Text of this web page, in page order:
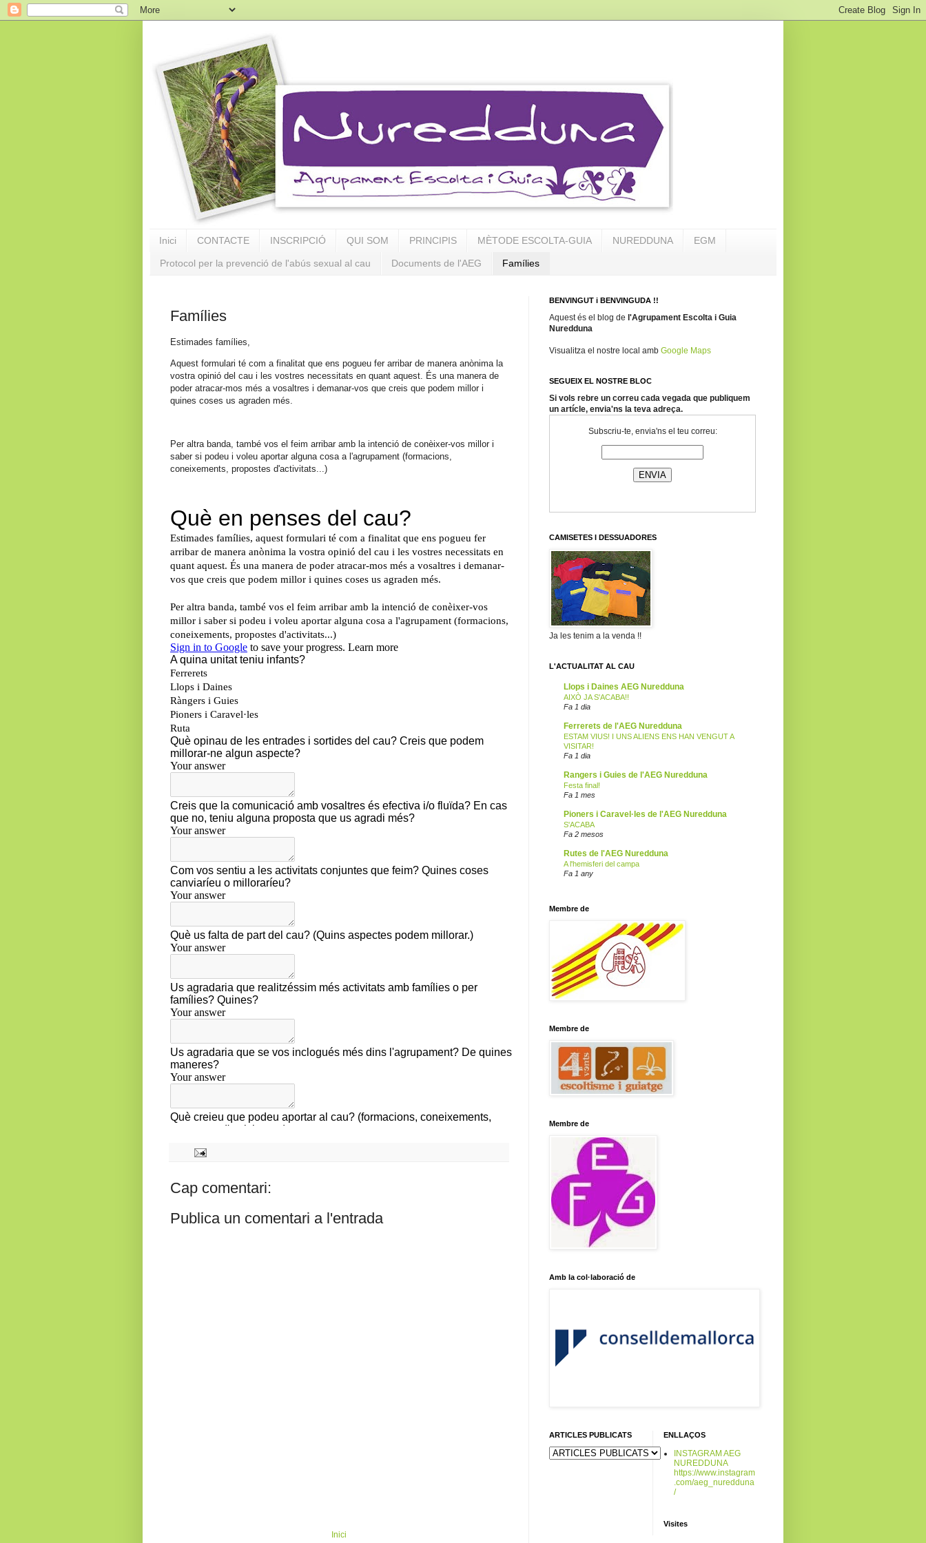
Inici CONTACTE INSCRIPCIÓ QUI SOM PRINCIPIS MÈTODE ESCOLTA-GUIA NUREDDUNA EGM
Protocol per la prevenció de l'abús sexual al cau Documents de l'AEG Famílies
Famílies
Estimades famílies,
Aquest formulari té com a finalitat que ens pogueu fer arribar de manera anònima la
vostra opinió del cau i les vostres necessitats en quant aquest. És una manera de
poder atracar-mos més a vosaltres i demanar-vos que creis que podem millor i
quines coses us agraden més.
Per altra banda, també vos el feim arribar amb la intenció de conèixer-vos millor i
saber si podeu i voleu aportar alguna cosa a l'agrupament (formacions,
coneixements, propostes d'activitats...)
Cap comentari:
Publica un comentari a l'entrada
Inici
BENVINGUT i BENVINGUDA !!
Aquest és el blog de l'Agrupament Escolta i Guia
Nuredduna
Visualitza el nostre local amb Google Maps
SEGUEIX EL NOSTRE BLOC
Si vols rebre un correu cada vegada que publiquem
un artícle, envia'ns la teva adreça.
Subscriu-te, envia'ns el teu correu:
CAMISETES I DESSUADORES
Ja les tenim a la venda !!
L'ACTUALITAT AL CAU
Llops i Daines AEG Nuredduna
AIXÒ JA S'ACABA!!
Fa 1 dia
Ferrerets de l'AEG Nuredduna
ESTAM VIUS! I UNS ALIENS ENS HAN VENGUT A
VISITAR!
Fa 1 dia
Rangers i Guies de l'AEG Nuredduna
Festa final!
Fa 1 mes
Pioners i Caravel·les de l'AEG Nuredduna
S'ACABA
Fa 2 mesos
Rutes de l'AEG Nuredduna
A l'hemisferi del campa
Fa 1 any
Membre de
Membre de
Membre de
Amb la col·laboració de
ARTICLES PUBLICATS ENLLAÇOS
INSTAGRAM AEG
NUREDDUNA
https://www.instagram
.com/aeg_nuredduna
/
Visites